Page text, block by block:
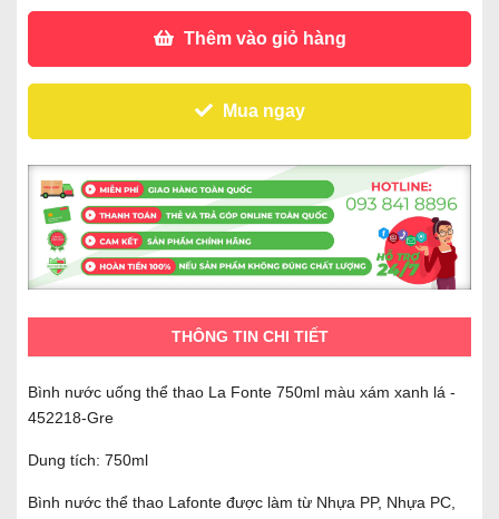
Thêm vào giỏ hàng
Mua ngay
THÔNG TIN CHI TIẾT
Bình nước uống thể thao La Fonte 750ml màu xám xanh lá -
452218-Gre
Dung tích: 750ml
Bình nước thể thao Lafonte được làm từ Nhựa PP, Nhựa PC,